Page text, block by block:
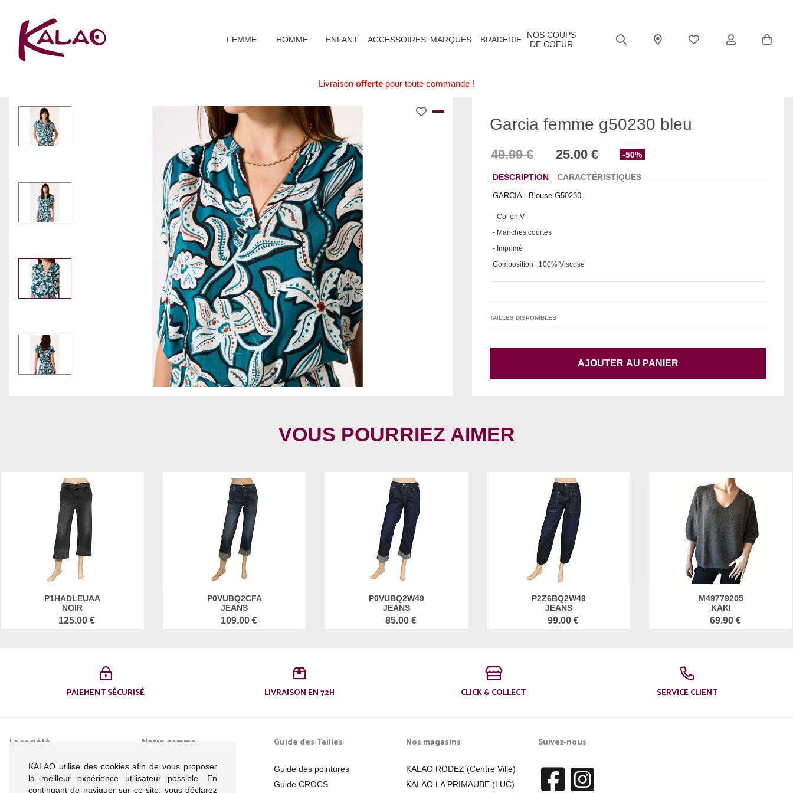
KALAO utilise des cookies afin de vous proposer
la meilleur expérience utilisateur possible. En
continuant de naviguer sur ce site, vous déclarez
FEMME HOMME ENFANT ACCESSOIRES MARQUES BRADERIE
NOS COUPS
DE COEUR
Livraison offerte pour toute commande !
Garcia femme g50230 bleu
-50%
DESCRIPTION CARACTÉRISTIQUES
GARCIA - Blouse G50230
- Col en V
- Manches courtes
- Imprimé
Composition : 100% Viscose
TAILLES DISPONIBLES
AJOUTER AU PANIER
VOUS POURRIEZ AIMER
P1HADLEUAA
NOIR
125.00 €
P0VUBQ2CFA
JEANS
109.00 €
P0VUBQ2W49
JEANS
85.00 €
P2Z6BQ2W49
JEANS
99.00 €
M49779205
KAKI
69.90 €
PAIEMENT SÉCURISÉ LIVRAISON EN 72H CLICK & COLLECT SERVICE CLIENT
La société
Mentions légales
Conditions générales de
Notre gamme
Femme
Homme
Guide des Tailles
Guide des pointures
Guide CROCS
Nos magasins
KALAO RODEZ (Centre Ville)
KALAO LA PRIMAUBE (LUC)
Suivez-nous